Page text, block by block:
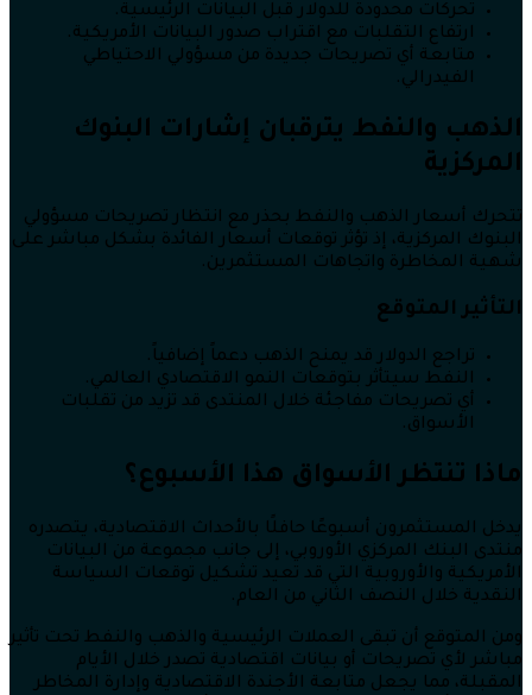
تحركات محدودة للدولار قبل البيانات الرئيسية.
ارتفاع التقلبات مع اقتراب صدور البيانات الأمريكية.
متابعة أي تصريحات جديدة من مسؤولي الاحتياطي
الفيدرالي.
الذهب والنفط يترقبان إشارات البنوك
المركزية
تتحرك أسعار الذهب والنفط بحذر مع انتظار تصريحات مسؤولي
البنوك المركزية، إذ تؤثر توقعات أسعار الفائدة بشكل مباشر على
شهية المخاطرة واتجاهات المستثمرين.
التأثير المتوقع
تراجع الدولار قد يمنح الذهب دعماً إضافياً.
النفط سيتأثر بتوقعات النمو الاقتصادي العالمي.
أي تصريحات مفاجئة خلال المنتدى قد تزيد من تقلبات
الأسواق.
ماذا تنتظر الأسواق هذا الأسبوع؟
يدخل المستثمرون أسبوعًا حافلًا بالأحداث الاقتصادية، يتصدره
منتدى البنك المركزي الأوروبي، إلى جانب مجموعة من البيانات
الأمريكية والأوروبية التي قد تعيد تشكيل توقعات السياسة
النقدية خلال النصف الثاني من العام.
ومن المتوقع أن تبقى العملات الرئيسية والذهب والنفط تحت تأثير
مباشر لأي تصريحات أو بيانات اقتصادية تصدر خلال الأيام
المقبلة، مما يجعل متابعة الأجندة الاقتصادية وإدارة المخاطر